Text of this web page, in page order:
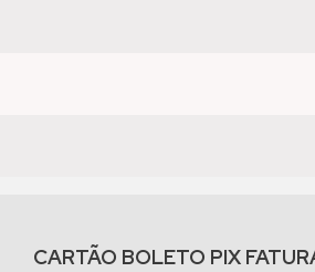
CARTÃO BOLETO PIX